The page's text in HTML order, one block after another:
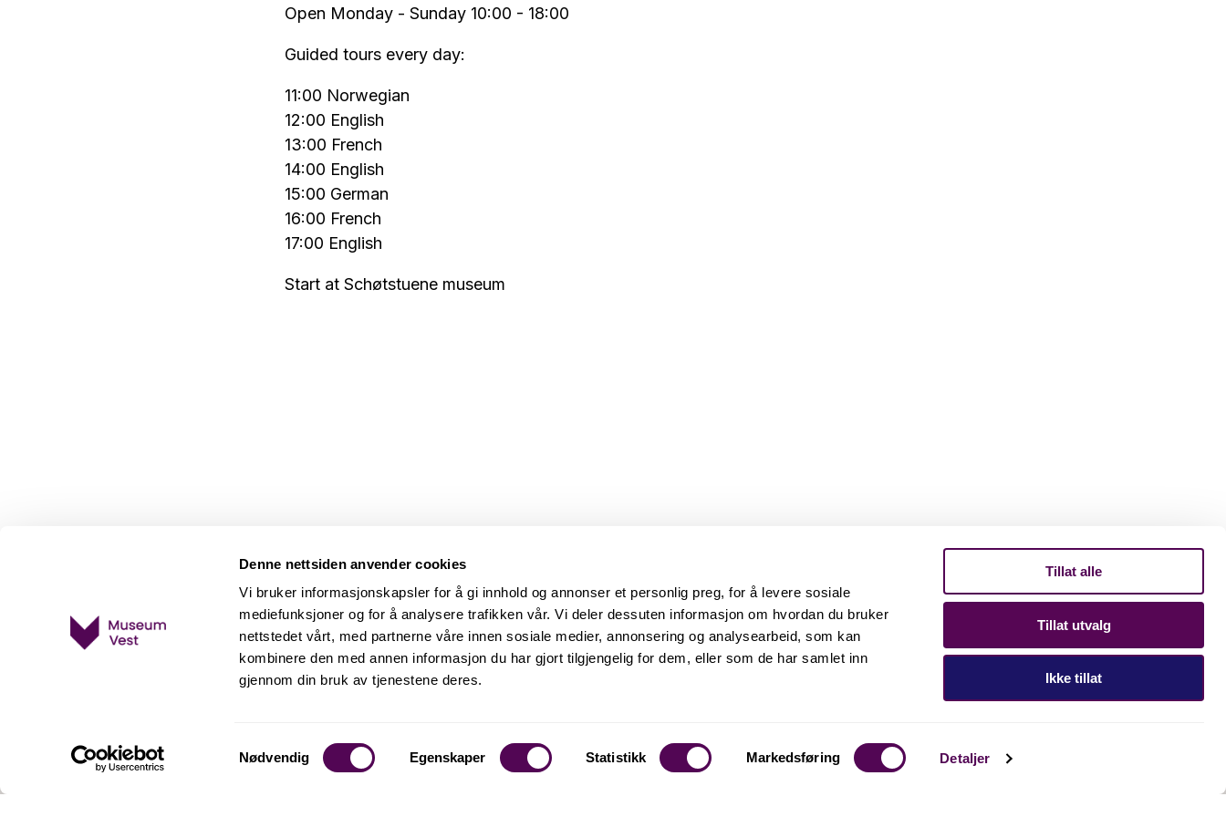
Denne nettsiden anvender cookies
Vi bruker informasjonskapsler for å gi innhold og annonser et personlig preg, for å levere sosiale
mediefunksjoner og for å analysere trafikken vår. Vi deler dessuten informasjon om hvordan du bruker
nettstedet vårt, med partnerne våre innen sosiale medier, annonsering og analysearbeid, som kan
kombinere den med annen informasjon du har gjort tilgjengelig for dem, eller som de har samlet inn
gjennom din bruk av tjenestene deres.
Samtykkevalg
Nødvendig Egenskaper Statistikk Markedsføring Detaljer
Tillat alle
Tillat utvalg
Ikke tillat
Open Monday - Sunday 10:00 - 18:00
Guided tours every day:
11:00 Norwegian
12:00 English
13:00 French
14:00 English
15:00 German
16:00 French
17:00 English
Start at Schøtstuene museum